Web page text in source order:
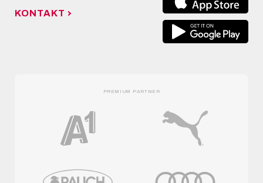
KONTAKT
PREMIUM PARTNER